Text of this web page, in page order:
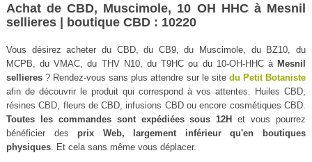
Achat de CBD, Muscimole, 10 OH HHC à Mesnil
sellieres | boutique CBD : 10220
Vous désirez acheter du CBD, du CB9, du Muscimole, du BZ10, du
MCPB, du VMAC, du THV N10, du T9HC ou du 10-OH-HHC à Mesnil
sellieres? Rendez-vous sans plus attendre sur le site du Petit Botaniste
afin de découvrir le produit qui correspond à vos attentes. Huiles CBD,
résines CBD, fleurs de CBD, infusions CBD ou encore cosmétiques CBD.
Toutes les commandes sont expédiées sous 12H
et vous pourrez
bénéficier des prix Web, largement inférieur qu'en boutiques
physiques. Et cela sans même vous déplacer.